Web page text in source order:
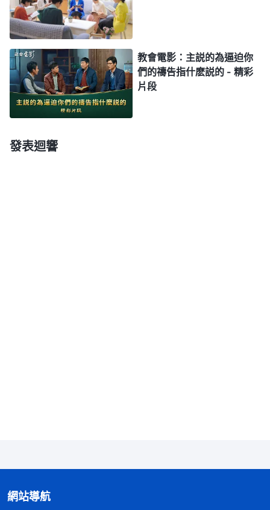
透，這就影響到生命的長進了。如果能在禱告時揣摩
神話、尋求真理，獲得聖靈的開啓，就比簡單地思
想、認識有價值多了，就能够明白真理原則了。聖靈
作工給人感動與在神話上給人開啓光照就是為了讓人
有真實的認識、有真實的悔改，比人自己的思想、認
識要深得多，對這事得認識透。你只是浮皮潦草地省
什麽進入，還是達不到變化。舉個例子，人有時立心
裏的享受多少日子都忘不掉，這就是禱告達到的果
效。禱告的目的就是來到神面前接受神要給人的東
教會電影：主説的為逼迫你
們的禱告指什麽説的 - 精彩
片段
發表迴響
網站導航